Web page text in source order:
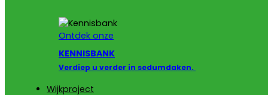
Ontdek onze
KENNISBANK
Verdiep u verder in sedumdaken.
Wijkproject